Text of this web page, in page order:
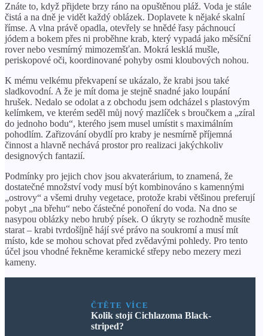
Znáte to, když přijdete brzy ráno na opuštěnou pláž. Voda je stále
čistá a na dně je vidět každý oblázek. Doplavete k nějaké skalní
římse. A vlna právě opadla, otevřely se hnědé řasy páchnoucí
jódem a bokem přes ni proběhne krab, který vypadá jako měsíční
rover nebo vesmírný mimozemšťan. Mokrá lesklá mušle,
periskopové oči, koordinované pohyby osmi kloubových nohou.
K mému velkému překvapení se ukázalo, že krabi jsou také
sladkovodní. A že je mít doma je stejně snadné jako loupání
hrušek. Nedalo se odolat a z obchodu jsem odcházel s plastovým
kelímkem, ve kterém seděl můj nový mazlíček s broučkem a „zíral
do jednoho bodu“, kterého jsem musel umístit s maximálním
pohodlím. Zařizování obydlí pro kraby je nesmírně příjemná
činnost a hlavně nechává prostor pro realizaci jakýchkoliv
designových fantazií.
Podmínky pro jejich chov jsou akvaterárium, to znamená, že
dostatečné množství vody musí být kombinováno s kamennými
„ostrovy“ a všemi druhy vegetace, protože krabi většinou preferují
pobyt „na břehu“ nebo částečné ponoření do voda. Na dno se
nasypou oblázky nebo hrubý písek. O úkryty se rozhodně musíte
starat – krabi tvrdošíjně hájí své právo na soukromí a musí mít
místo, kde se mohou schovat před zvědavými pohledy. Pro tento
účel jsou vhodné řekněme keramické střepy nebo mezery mezi
kameny.
ČTĚTE VÍCE
Kolik stojí Cichlazoma Black-
striped?